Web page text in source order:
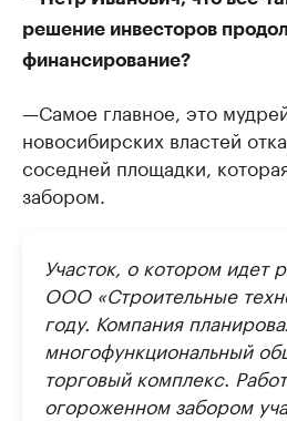
решение инвесторов
финансирование?
—Самое главное, это
новосибирских властей
соседней площадки,
забором.
Участок, о котором идет
ООО «Строительные
году. Компания
многофункциональный
торговый комплекс.
огороженном забором